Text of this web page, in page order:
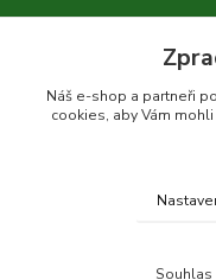
+420 604 310 066
©
Náš e-shop a partneři
cookies, aby Vám